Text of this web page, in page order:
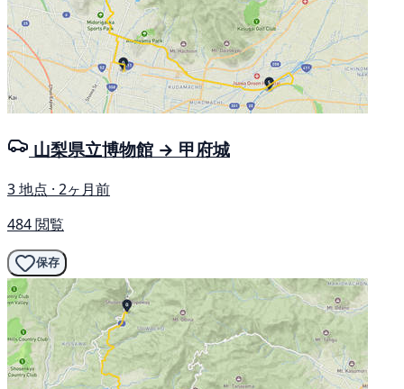
山梨県立博物館 → 甲府城
3 地点 · 2ヶ月前
484 閲覧
保存